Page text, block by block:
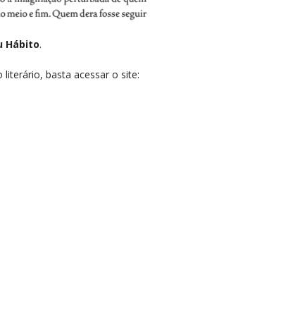
Hábito.
basta acessar o site: